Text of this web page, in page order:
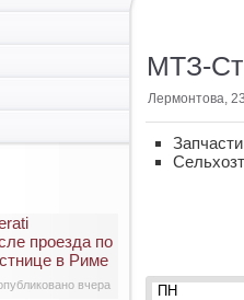
вчера
проезда по
в Риме
МТЗ-
Лермонтова,
ПН